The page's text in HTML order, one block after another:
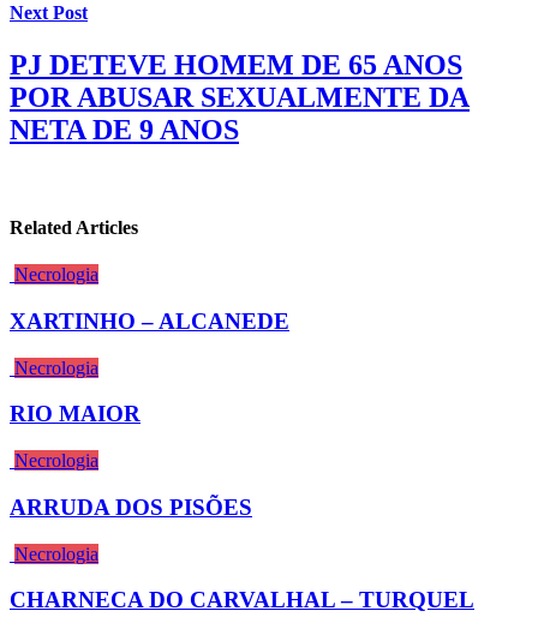
Next Post
PJ DETEVE HOMEM DE 65 ANOS
POR ABUSAR SEXUALMENTE DA
NETA DE 9 ANOS
Related Articles
Necrologia
XARTINHO – ALCANEDE
Necrologia
RIO MAIOR
Necrologia
ARRUDA DOS PISÕES
Necrologia
CHARNECA DO CARVALHAL – TURQUEL